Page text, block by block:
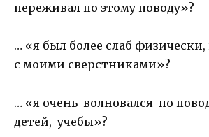
переживал по этому поводу»?
… «я был более слаб
с моими сверстниками»?
… «я очень волновался по
детей, учебы»?